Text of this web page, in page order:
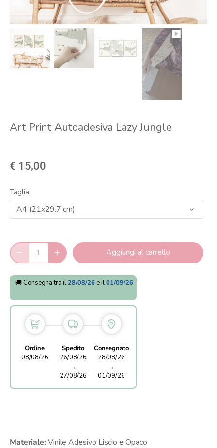
Art Print Autoadesiva Lazy Jungle
€ 15,00
Taglia
A4 (21x29.7 cm)
Aggiungi al carrello
🚚 Consegna tra il 28/08/26 e il01/09/26
Ordine
08/08/26
Spedito
26/08/26
→
27/08/26
Consegnato
28/08/26
→
01/09/26
Materiale: Vinile Adesivo Liscio e Opaco